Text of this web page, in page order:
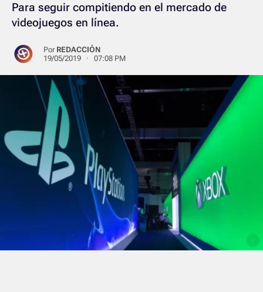
Para seguir compitiendo en el mercado de
videojuegos en línea.
Por REDACCIÓN
19/05/2019 · 07:08 PM